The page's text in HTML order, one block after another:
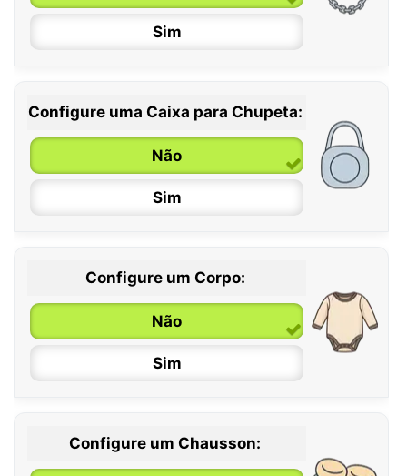
Sim
Configure uma Caixa para Chupeta:
Não
Sim
Configure um Corpo:
Não
Sim
0 / 6 meses
Configure um Chausson: